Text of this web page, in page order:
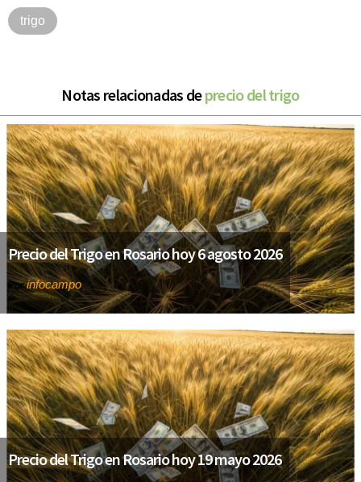
trigo
Notas relacionadas deprecio del trigo
Precio del Trigo en Rosario hoy 6 agosto 2026
Porinfocampo
Precio del Trigo en Rosario hoy 19 mayo 2026